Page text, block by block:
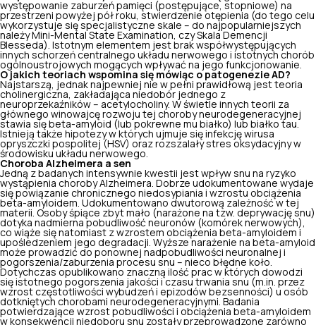
występowanie zaburzeń pamięci (postępujące, stopniowe) na
przestrzeni powyżej pół roku, stwierdzenie otępienia (do tego celu
wykorzystuje się specjalistyczne skale – do najpopularniejszych
należy Mini-Mental State Examination, czy Skala Demencji
Blesseda). Istotnym elementem jest brak współwystępujących
innych schorzeń centralnego układu nerwowego i istotnych chorób
ogólnoustrojowych mogących wpływać na jego funkcjonowanie.
O jakich teoriach wspomina się mówiąc o patogenezie AD?
Najstarszą, jednak najpewniej nie w pełni prawidłową jest teoria
cholinergiczna, zakładająca niedobór jednego z
neuroprzekaźników – acetylocholiny. W świetle innych teorii za
głównego winowajcę rozwoju tej choroby neurodegeneracyjnej
stawia się beta-amyloid (lub pokrewne mu białko) lub białko tau.
Istnieją także hipotezy w których ujmuje się infekcję wirusa
opryszczki pospolitej (HSV) oraz rozszalały stres oksydacyjny w
środowisku układu nerwowego.
Choroba Alzheimera a sen
Jedną z badanych intensywnie kwestii jest wpływ snu na ryzyko
wystąpienia choroby Alzheimera. Dobrze udokumentowane wydaje
się powiązanie chronicznego niedosypiania i wzrostu obciążenia
beta-amyloidem. Udokumentowano dwutorową zależność w tej
materii. Osoby śpiące zbyt mało (narażone na tzw. deprywację snu)
dotyka nadmierna pobudliwość neuronów (komórek nerwowych),
co wiąże się natomiast z wzrostem obciążenia beta-amyloidem i
upośledzeniem jego degradacji. Wyższe narażenie na beta-amyloid
może prowadzić do ponownej nadpobudliwości neuronalnej i
pogorszenia/zaburzenia procesu snu – nieco błędne koło.
Dotychczas opublikowano znaczną ilość prac w których dowodzi
się istotnego pogorszenia jakości i czasu trwania snu (m.in. przez
wzrost częstotliwości wybudzeń i epizodów bezsenności) u osób
dotkniętych chorobami neurodegeneracyjnymi. Badania
potwierdzające wzrost pobudliwości i obciążenia beta-amyloidem
w konsekwencji niedoboru snu zostały przeprowadzone zarówno